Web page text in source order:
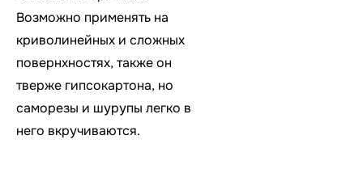
Возможно применять на
криволинейных и сложных
повернхностях, также он
тверже гипсокартона, но
саморезы и шурупы легко в
него вкручиваются.